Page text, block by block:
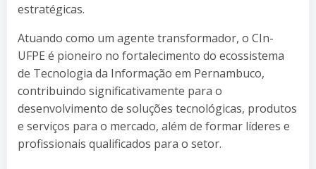
estratégicas.
Atuando como um agente transformador, o CIn-
UFPE é pioneiro no fortalecimento do ecossistema
de Tecnologia da Informação em Pernambuco,
contribuindo significativamente para o
desenvolvimento de soluções tecnológicas, produtos
e serviços para o mercado, além de formar líderes e
profissionais qualificados para o setor.